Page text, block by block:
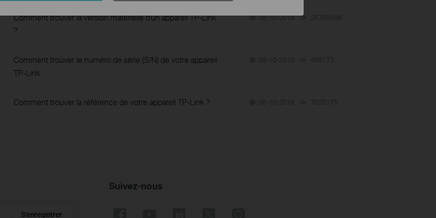
Comment trouver la version matérielle d'un appareil TP-Link
?
08-10-2018 25765498
Comment trouver le numéro de série (S/N) de votre appareil
TP-Link
08-10-2018 489173
Comment trouver la référence de votre appareil TP-Link ? 08-10-2018 7625175
S'enregistrer
Suivez-nous